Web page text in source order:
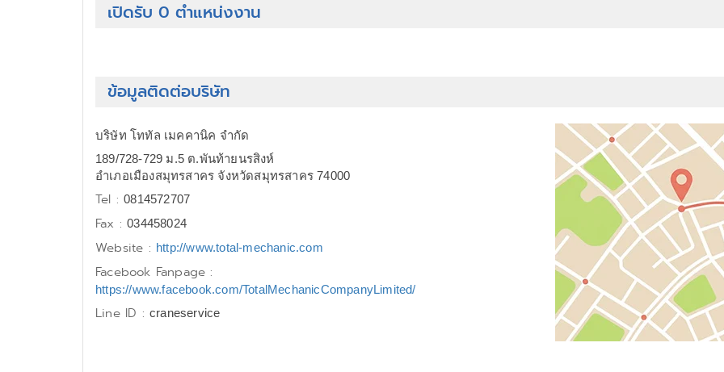
เปิดรับ 0 ตำแหน่งงาน
ข้อมูลติดต่อบริษัท
บริษัท โททัล เมคคานิค จำกัด
189/728-729 ม.5 ต.พันท้ายนรสิงห์
อำเภอเมืองสมุทรสาคร จังหวัดสมุทรสาคร 74000
Tel :0814572707
Fax :034458024
Website : http://www.total-mechanic.com
Facebook Fanpage :
https://www.facebook.com/TotalMechanicCompanyLimited/
Line ID : craneservice